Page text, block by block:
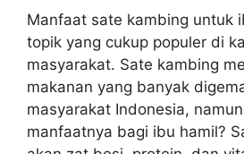
Manfaat sate kambing untuk
topik yang cukup populer di
masyarakat. Sate kambing
makanan yang banyak
masyarakat Indonesia,
manfaatnya bagi ibu hamil?